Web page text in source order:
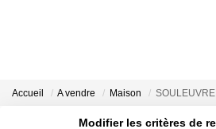
Accueil A vendre Maison
Modifier les critères de